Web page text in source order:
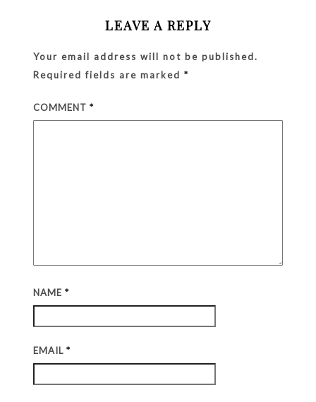
LEAVE A REPLY
Your email address will not be published.
Required fields are marked*
COMMENT*
NAME*
EMAIL*